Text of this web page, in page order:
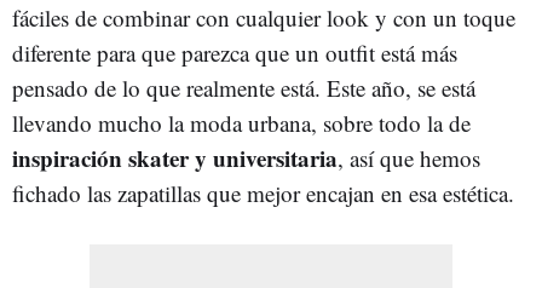
fáciles de combinar con cualquier look y con un toque
diferente para que parezca que un outfit está más
pensado de lo que realmente está. Este año, se está
llevando mucho la moda urbana, sobre todo la de
inspiración skater y universitaria, así que hemos
fichado las zapatillas que mejor encajan en esa estética.